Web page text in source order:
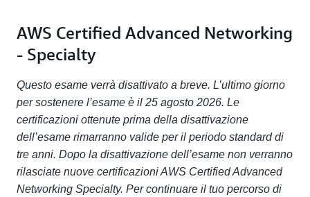
AWS Certified Advanced Networking
- Specialty
Questo esame verrà disattivato a breve. L’ultimo giorno
per sostenere l’esame è il 25 agosto 2026. Le
certificazioni ottenute prima della disattivazione
dell’esame rimarranno valide per il periodo standard di
tre anni. Dopo la disattivazione dell’esame non verranno
rilasciate nuove certificazioni AWS Certified Advanced
Networking Specialty. Per continuare il tuo percorso di